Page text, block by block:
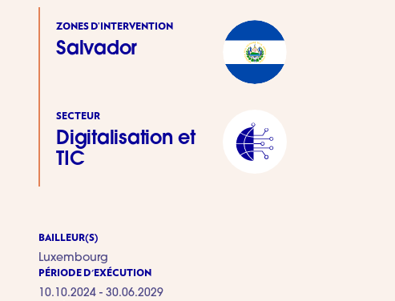
ZONES D’INTERVENTION
Salvador
SECTEUR
Digitalisation et
TIC
BAILLEUR(S)
Luxembourg
PÉRIODE D'EXÉCUTION
10.10.2024 - 30.06.2029